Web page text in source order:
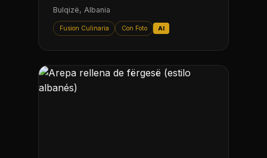
Bulqizë, Albania
Fusion Culinaria Con Foto AI